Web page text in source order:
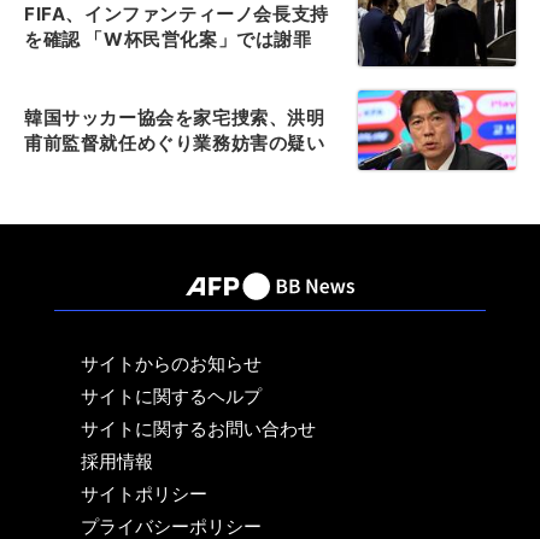
FIFA、インファンティーノ会長支持
を確認 「W杯民営化案」では謝罪
韓国サッカー協会を家宅捜索、洪明
甫前監督就任めぐり業務妨害の疑い
サイトからのお知らせ
サイトに関するヘルプ
サイトに関するお問い合わせ
採用情報
サイトポリシー
プライバシーポリシー